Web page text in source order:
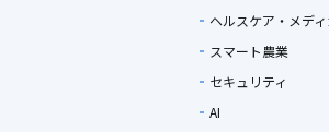
ヘルスケア・メデ
スマート農業
セキュリティ
AI